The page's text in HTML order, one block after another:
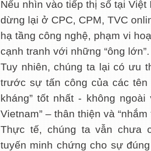
Nếu nhìn vào tiếp thị số tại
dừng lại ở CPC, CPM, TVC
hạ tầng công nghệ, phạm vi
cạnh tranh với những “ông lớn”.
Tuy nhiên, chúng ta lại có ưu
trước sự tấn công của các tên
kháng” tốt nhất - không
Vietnam” – thân thiện và
Thực tế, chúng ta vẫn chưa
tuyến minh chứng cho sự